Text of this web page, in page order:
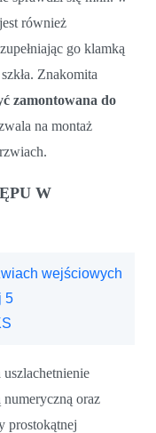
również
go klamką
Znakomita
zamontowana do
na montaż
W
wejściowych
5
oraz
prostokątnej